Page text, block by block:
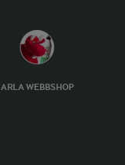
ARLA WEBBSHOP